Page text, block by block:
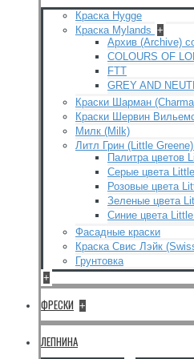
Краска Hygge
Краска Mylands +
Архив (Archive)
COLOURS OF
FTT
GREY AND
Краски Шарман
Краски Шервин
Милк (Milk)
Литл Грин (Little Greene)
Палитра цветов
Серые цвета
Розовые цвета
Зеленые цвета
Синие цвета
Фасадные краски
Краска Свис Лэйк
Грунтовка
+
ФРЕСКИ +
ЛЕПНИНА